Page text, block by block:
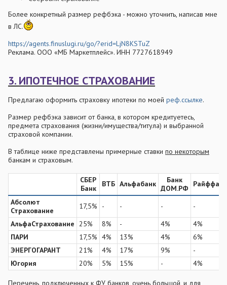
Более конкретный размер рефбэка - можно уточнить, написав мне
в ЛС.
https://agents.finuslugi.ru/go/?erid=LjN8KSTuZ
Реклама. ООО «МБ Маркетплейс». ИНН 7727618949
3. ИПОТЕЧНОЕ СТРАХОВАНИЕ
Предлагаю оформить страховку ипотеки по моей реф.ссылке.
Размер рефбэка зависит от банка, в котором кредитуетесь,
предмета страхования (жизни/имущества/титула) и выбранной
страховой компании.
В таблице ниже представлены примерные ставки по некоторым
банкам и страховым.
СБЕР
Банк
ВТБ Альфабанк
Банк
ДОМ.РФ
Абсолют
Страхование
17,5% - - -
-
АльфаСтрахование 25% 8% - 4%
4%
ПАРИ
17,5% 4% 13% 4%
6%
ЭНЕРГОГАРАНТ
21% 4% 17% 9%
-
Югория
20% 5% 15% - 4%
Перечень, подключенных к ФУ банков, очень большой, и для